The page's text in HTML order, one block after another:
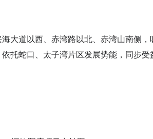
大道以西、赤湾路以北、赤湾山南侧
托蛇口、太子湾片区发展势能，同步